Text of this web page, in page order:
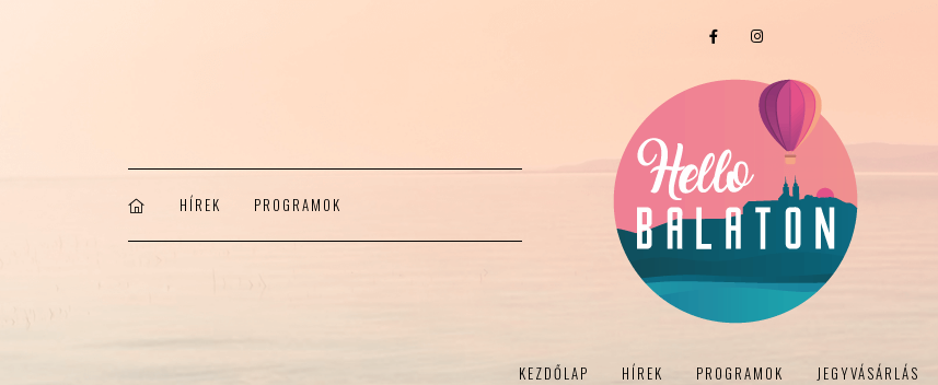
HÍREK PROGRAMOK
KEZDŐLAP HÍREK PROGRAMOK JEGYVÁSÁRLÁS